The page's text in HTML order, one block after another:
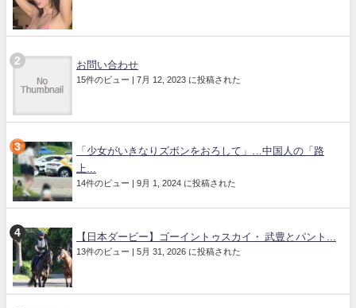
お問い合わせ
15件のビュー 7月 12, 2023 に投稿された
「少女がいきなりズボンをおろして」…中国人の「路
上...
14件のビュー 9月 1, 2024 に投稿された
【日本ダービー】ゴーイントゥスカイ・ 武豊とパント...
13件のビュー 5月 31, 2026 に投稿された